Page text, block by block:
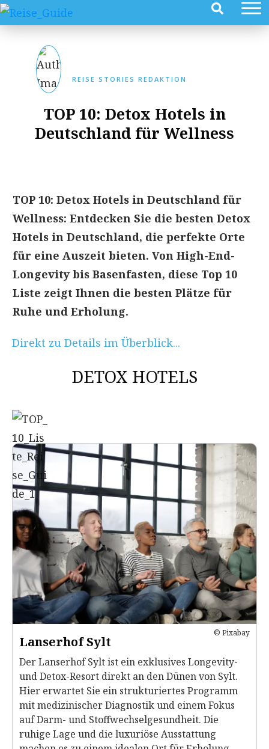
REISE STORIES REDAKTION
TOP 10: Detox Hotels in
Deutschland für Wellness
TOP 10: Detox Hotels in Deutschland für
Wellness: Entdecken Sie die besten Detox
Hotels in Deutschland, die perfekte Orte
für eine Auszeit bieten. Von High-End-
Longevity bis Basenfasten, diese Top 10
Liste zeigt Ihnen die besten Plätze für
Ruhe und Erholung.
Direkt zu Details im Überblick...
DETOX HOTELS
© Pixabay
Lanserhof Sylt
Der Lanserhof Sylt ist ein exklusives Longevity-
und Detox-Resort direkt an den Dünen von Sylt.
Hier erwartet Sie ein strukturiertes Programm
mit medizinischer Diagnostik und einem Fokus
auf Darm- und Stoffwechselgesundheit. Die
ruhige Lage und die luxuriöse Ausstattung